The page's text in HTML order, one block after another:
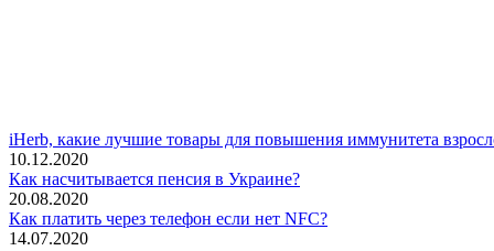
iHerb, какие лучшие товары для повышения иммунитета
10.12.2020
Как насчитывается пенсия в Украине?
20.08.2020
Как платить через телефон если нет NFC?
14.07.2020